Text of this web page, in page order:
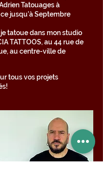
Tatouages à
jusqu'à Septembre
tatoue dans mon studio
TATTOOS, au 44 rue de
au centre-ville de
tous vos projets